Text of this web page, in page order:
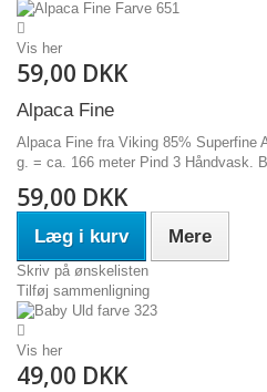
Vis her
59,00 DKK
Alpaca Fine
Alpaca Fine fra Viking 85% Superfine
g. = ca. 166 meter Pind 3 Håndvask.
59,00 DKK
Læg i kurv Mere
Skriv på ønskelisten
Tilføj sammenligning
Vis her
49,00 DKK